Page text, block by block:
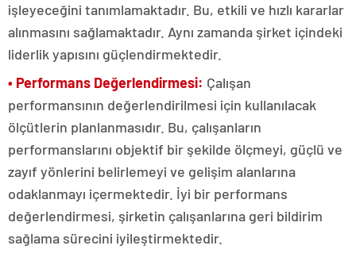
işleyeceğini tanımlamaktadır. Bu, etkili ve hızlı kararlar
alınmasını sağlamaktadır. Aynı zamanda şirket içindeki
liderlik yapısını güçlendirmektedir.
• Performans Değerlendirmesi: Çalışan
performansının değerlendirilmesi için kullanılacak
ölçütlerin planlanmasıdır. Bu, çalışanların
performanslarını objektif bir şekilde ölçmeyi, güçlü ve
zayıf yönlerini belirlemeyi ve gelişim alanlarına
odaklanmayı içermektedir. İyi bir performans
değerlendirmesi, şirketin çalışanlarına geri bildirim
sağlama sürecini iyileştirmektedir.